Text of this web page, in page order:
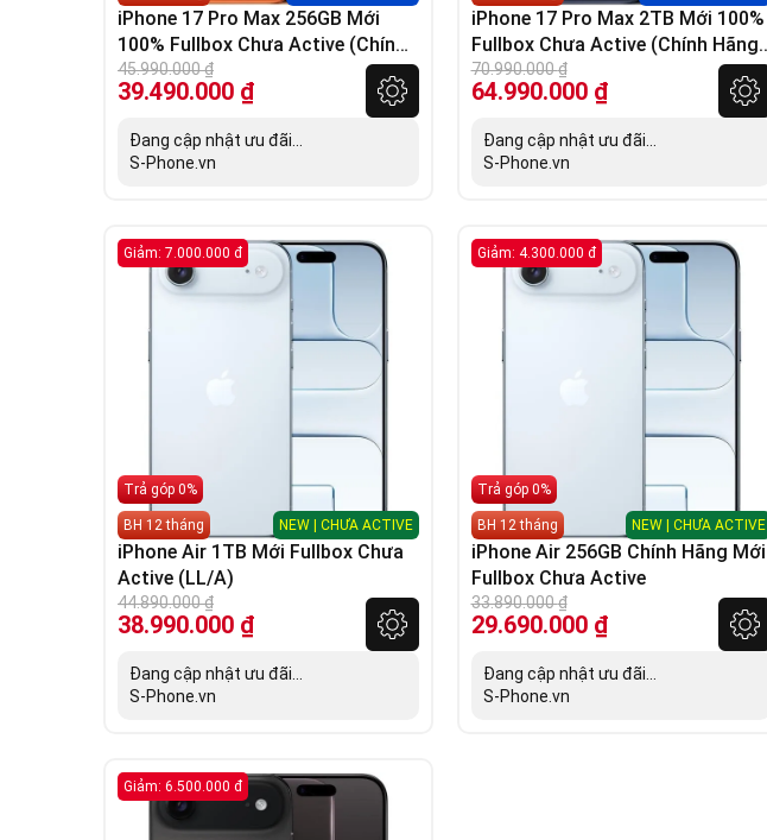
iPhone 17 Pro Max 256GB Mới
100% Fullbox Chưa Active (Chính
Hãng VN/A)
45.990.000₫
39.490.000 ₫
Đang cập nhật ưu đãi...
S-Phone.vn
iPhone 17 Pro Max 2TB Mới 100%
Fullbox Chưa Active (Chính Hãng
VN/A)
70.990.000₫
64.990.000 ₫
Đang cập nhật ưu đãi...
S-Phone.vn
Giảm: 7.000.000 đ
Trả góp 0%
BH 12 tháng NEW | CHƯA ACTIVE
iPhone Air 1TB Mới Fullbox Chưa
Active (LL/A)
44.890.000₫
38.990.000 ₫
Đang cập nhật ưu đãi...
S-Phone.vn
Giảm: 4.300.000 đ
Trả góp 0%
BH 12 tháng NEW | CHƯA ACTIVE
iPhone Air 256GB Chính Hãng Mới
Fullbox Chưa Active
33.890.000₫
29.690.000 ₫
Đang cập nhật ưu đãi...
S-Phone.vn
Giảm: 6.500.000 đ